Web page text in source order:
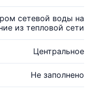
сетевой воды на
из тепловой сети
Центральное
Не заполнено